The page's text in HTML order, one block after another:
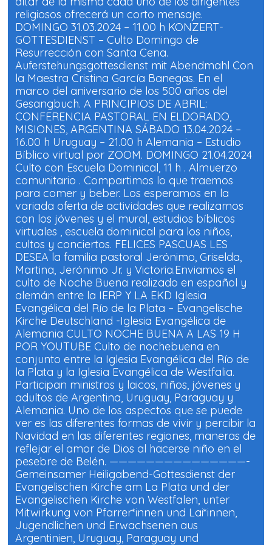
a
c
e
b
o
o
k
(
S
e
a
b
r
e
e
n
u
n
a
v
e
n
t
a
n
a
n
u
e
v
a
)
h
a
t
s
A
p
p
(
S
e
a
b
r
e
e
n
u
n
a
v
e
n
t
a
n
a
n
u
e
v
a
)
religiosos ofrecerá un corto mensaje.
DOMINGO 31.03.2024 – 11.00 h KONZERT-
GOTTESDIENST – Culto Domingo de
Resurrección con Santa Cena.
Auferstehungsgottesdienst mit Abendmahl Con
la Maestra Cristina García Banegas. En el
marco del aniversario de los 500 años del
Gesangbuch. A PRINCIPIOS DE ABRIL:
CONFERENCIA PASTORAL EN ELDORADO,
MISIONES, ARGENTINA SÁBADO 13.04.2024 –
16.00 h Uruguay – 21.00 h Alemania – Estudio
Bíblico virtual por ZOOM. DOMINGO 21.04.2024
Culto con Escuela Dominical, 11 h . Almuerzo
comunitario . Compartimos lo que traemos
para comer y beber. Los esperamos en la
variada oferta de actividades que realizamos
con los jóvenes y el mural, estudios bíblicos
virtuales , escuela dominical para los niños,
cultos y conciertos. FELICES PASCUAS LES
DESEA la familia pastoral Jerónimo, Griselda,
Martina, Jerónimo Jr. y Victoria.Enviamos el
culto de Noche Buena realizado en español y
alemán entre la IERP Y LA EKD Iglesia
Evangélica del Río de la Plata – Evangelische
Kirche Deutschland -Iglesia Evangélica de
Alemania CULTO NOCHE BUENA A LAS 19 H
POR YOUTUBE Culto de nochebuena en
conjunto entre la Iglesia Evangélica del Río de
la Plata y la Iglesia Evangélica de Westfalia.
Participan ministros y laicos, niños, jóvenes y
adultos de Argentina, Uruguay, Paraguay y
Alemania. Uno de los aspectos que se puede
ver es las diferentes formas de vivir y percibir la
Navidad en las diferentes regiones, maneras de
reflejar el amor de Dios al hacerse niño en el
pesebre de Belén. ———————————————-
Gemeinsamer Heiligabend-Gottesdienst der
Evangelischen Kirche am La Plata und der
Evangelischen Kirche von Westfalen, unter
Mitwirkung von Pfarrer*innen und Lai*innen,
Jugendlichen und Erwachsenen aus
Argentinien, Uruguay, Paraguay und